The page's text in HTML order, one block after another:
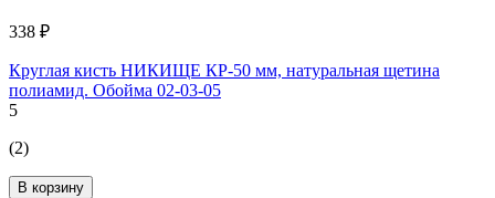
338 ₽
Круглая кисть НИКИЩЕ КР-50 мм, натуральная щетина
полиамид. Обойма 02-03-05
5
(2)
В корзину